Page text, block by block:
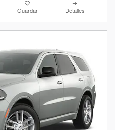
Guardar Detalles